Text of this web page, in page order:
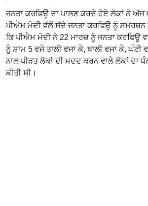
ਜਨਤਾ ਕਰਫਿਊ ਦਾ ਪਾਲਣ ਕਰਦੇ ਹੋਏ ਲੋਕਾਂ ਨੇ ਅੱਜ
ਪੀਐਮ ਮੋਦੀ ਵੱਲੋਂ ਸੱਦੇ ਜਨਤਾ ਕਰਫਿਊ ਨੂੰ
ਕਿ ਪੀਐਮ ਮੋਦੀ ਨੇ 22 ਮਾਰਚ ਨੂੰ ਜਨਤਾ ਕਰਫਿਊ
ਨੂੰ ਸ਼ਾਮ 5 ਵਜੇ ਤਾਲੀ ਵਜਾ ਕੇ, ਥਾਲੀ ਵਜਾ ਕੇ, ਘੰਟੀ
ਨਾਲ ਪੀੜਤ ਲੋਕਾਂ ਦੀ ਮਦਦ ਕਰਨ ਵਾਲੇ ਲੋਕਾਂ ਦਾ
ਕੀਤੀ ਸੀ।